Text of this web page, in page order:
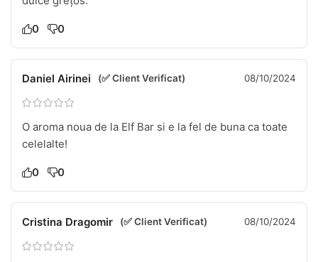
0 0
Daniel Airinei (✅ Client Verificat) 08/10/2024
O aroma noua de la Elf Bar si e la fel de buna ca toate
celelalte!
0 0
Cristina Dragomir (✅ Client Verificat) 08/10/2024